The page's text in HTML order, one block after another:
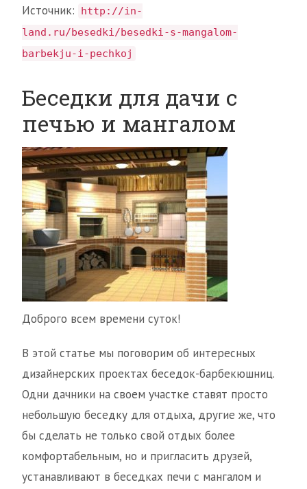
Источник:
http://in-
land.ru/besedki/besedki-s-mangalom-
barbekju-i-pechkoj
Беседки для дачи с
печью и мангалом
Доброго всем времени суток!
В этой статье мы поговорим об интересных
дизайнерских проектах беседок-барбекюшниц.
Одни дачники на своем участке ставят просто
небольшую беседку для отдыха, другие же, что
бы сделать не только свой отдых более
комфортабельным, но и пригласить друзей,
устанавливают в беседках печи с мангалом и